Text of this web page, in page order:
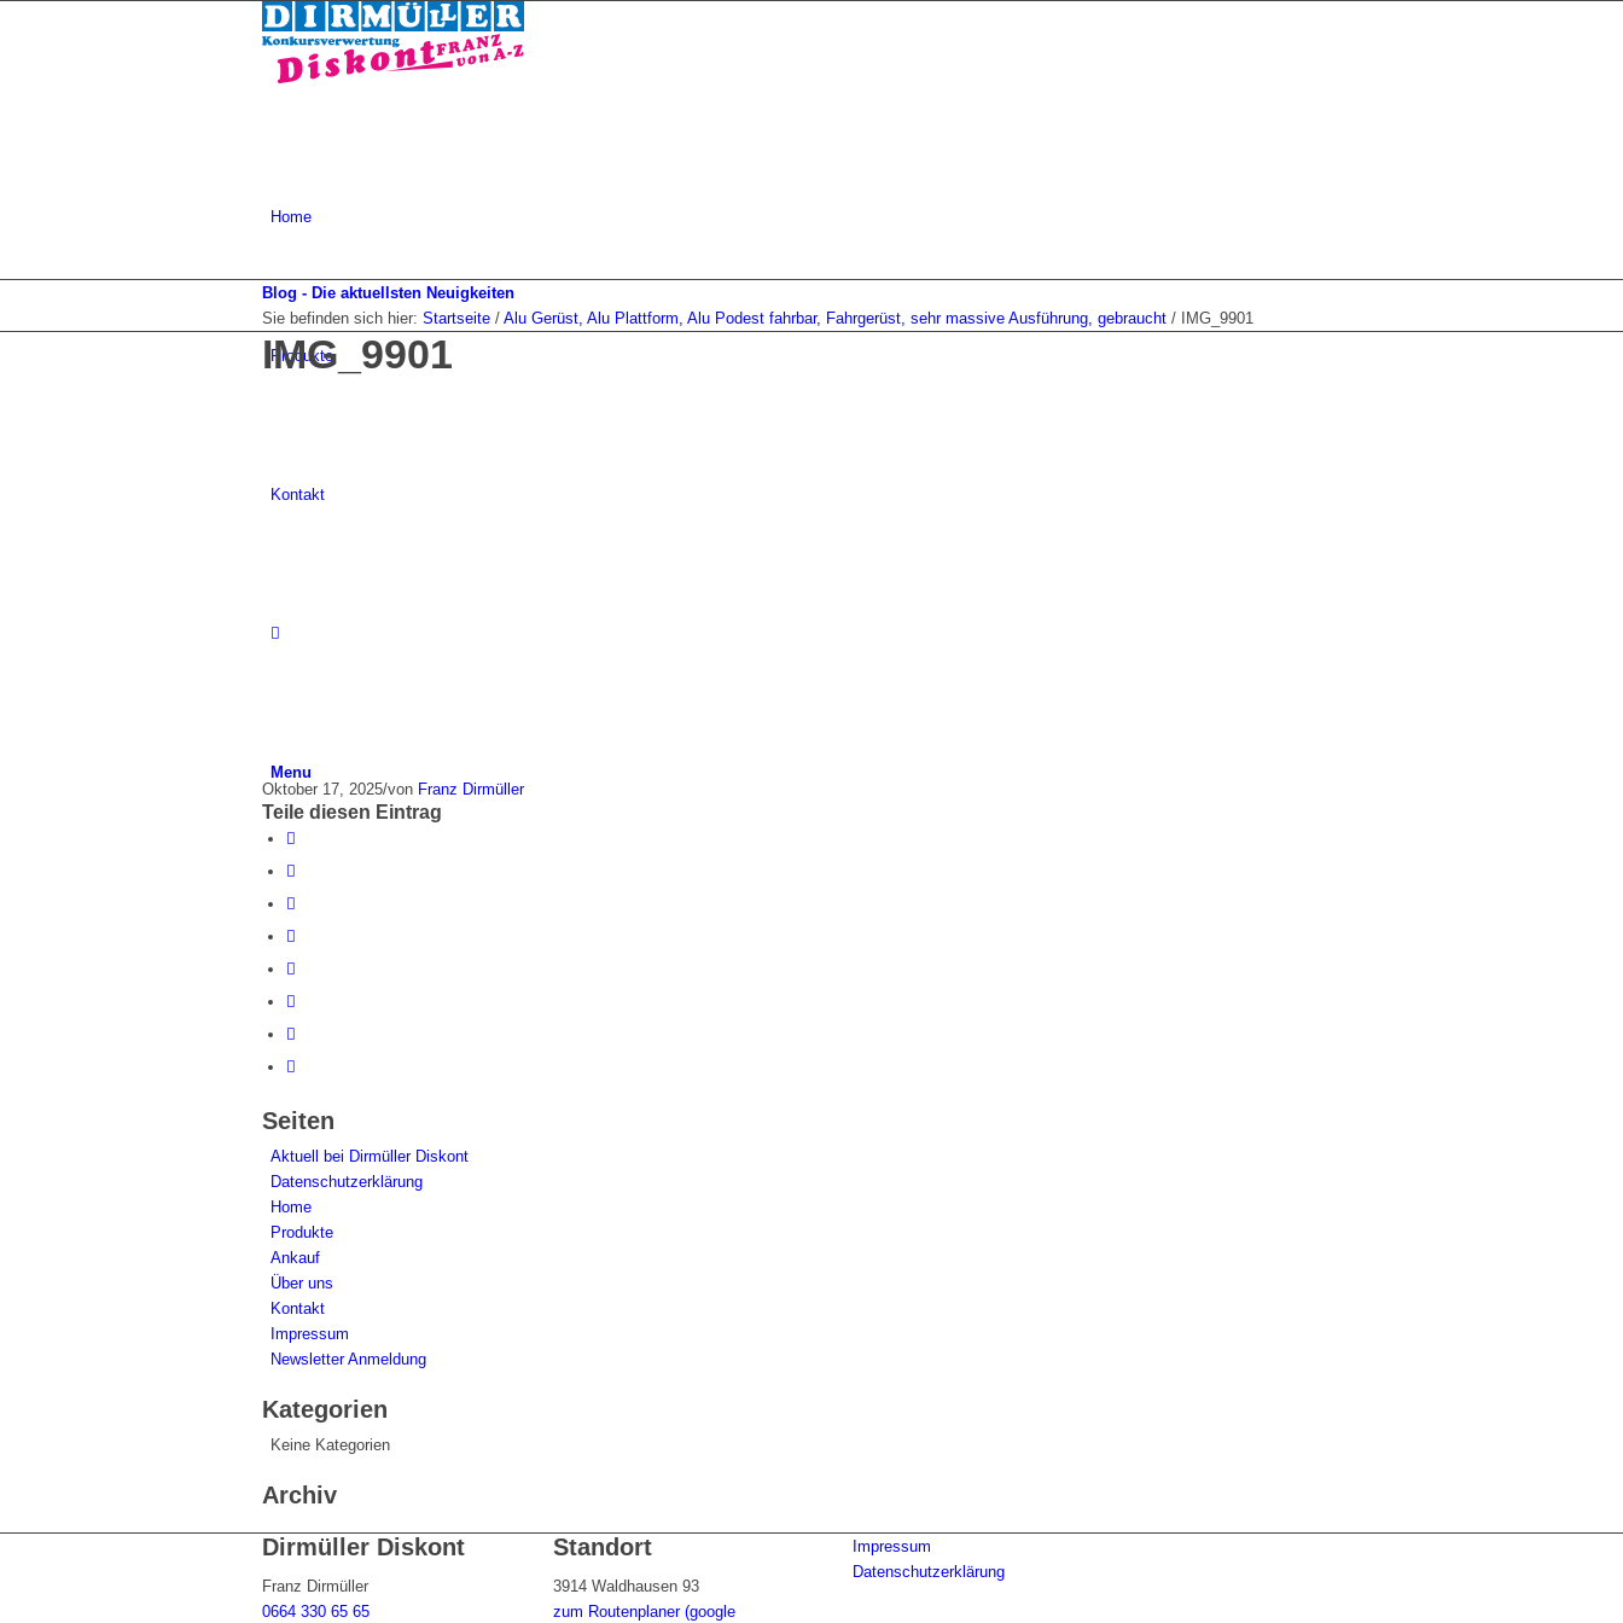
Home
Produkte
Kontakt
Menu
Blog - Die aktuellsten Neuigkeiten
Sie befinden sich hier: Startseite / Alu Gerüst, Alu Plattform, Alu Podest fahrbar, Fahrgerüst, sehr massive Ausführung, gebraucht / IMG_9901
IMG_9901
Oktober 17, 2025/von Franz Dirmüller
Teile diesen Eintrag
Seiten
Aktuell bei Dirmüller Diskont
Datenschutzerklärung
Home
Produkte
Ankauf
Über uns
Kontakt
Impressum
Newsletter Anmeldung
Kategorien
Keine Kategorien
Archiv
Dirmüller Diskont
Franz Dirmüller
0664 330 65 65
Standort
3914 Waldhausen 93
zum Routenplaner (google
Impressum
Datenschutzerklärung